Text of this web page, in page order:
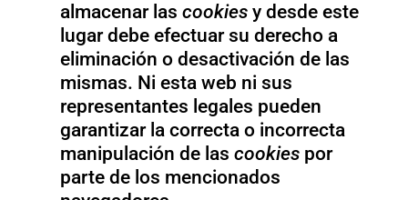
almacenar las cookiesy desde este
lugar debe efectuar su derecho a
eliminación o desactivación de las
mismas. Ni esta web ni sus
representantes legales pueden
garantizar la correcta o incorrecta
manipulación de las cookiespor
parte de los mencionados